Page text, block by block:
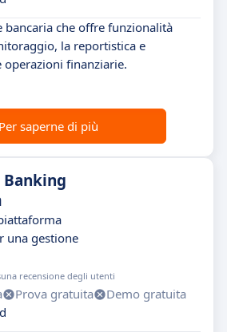
bancaria che offre funzionalità
la reportistica e
operazioni finanziarie.
Per saperne di più
una gestione
recensione degli utenti
Prova gratuita
Demo gratuita